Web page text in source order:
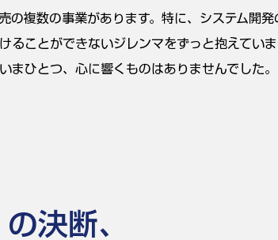
の複数の事業があります。特に、システム開
ることができないジレンマをずっと抱えてい
まひとつ、心に響くものはありませんでした。
決断、